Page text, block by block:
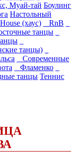
Муай-тай Боулинг
Настольный
(хаус)
RnB
танцы
танцы)
Современные
Фламенко
танцы Теннис